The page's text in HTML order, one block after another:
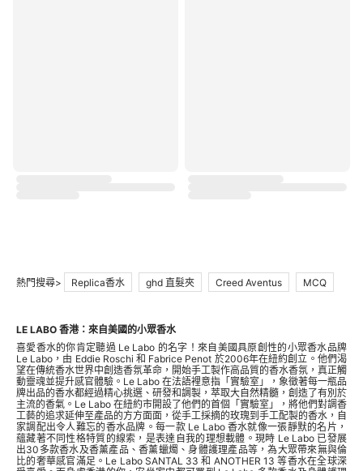
熱門搜尋> Replica香水 ghd 直髮夾 Creed Aventus MCQ
LE LABO 香港：來自美國的小眾香水
喜愛香水的你肯定聽過 Le Labo 的名字！來自美國具原創性的小眾香水品牌
Le Labo，由 Eddie Roschi 和 Fabrice Penot 於2006年在紐約創立。他們渴
望在傳統香水世界中創造香氛革命，開始手工製作高品質的香水香氛，真正觸
動靈魂並提升感官體驗。Le Labo 在法語裡意指「實驗室」，象徵著每一瓶品
牌出品的香水都經過精心挑選、研發和調製，萃取大自然精髓，創造了有別於
主流的香氣。Le Labo 在紐約市開設了他們的首個「實驗室」，將他們對調香
工藝的追求延伸至產品的方方面面，從手工採摘的玫瑰到手工配製的香水，自
家調配出令人難忘的香水品牌。每一款 Le Labo 香水就像一張靜默的名片，
蘊藏著不同性格特質的線索，是表達自我的理想載體。現時 Le Labo 已發展
出30多款香水及香薰產品、香薰蠟燭、身體護理產品等，為大眾帶來無與倫
比的奢華感官滿足。Le Labo SANTAL 33 和 ANOTHER 13 等香水在全球深